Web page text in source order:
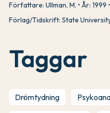
Författare: Ullman, M.
År: 1999
Förlag/Tidskrift: State
Taggar
Drömtydning